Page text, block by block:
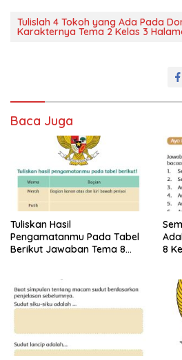
Tulislah 4 Tokoh yang Ada Pada
Karakternya Tema 2 Kelas 3
Baca Juga
Tuliskan Hasil
Pengamatanmu Pada Tabel
Berikut Jawaban Tema 8
8